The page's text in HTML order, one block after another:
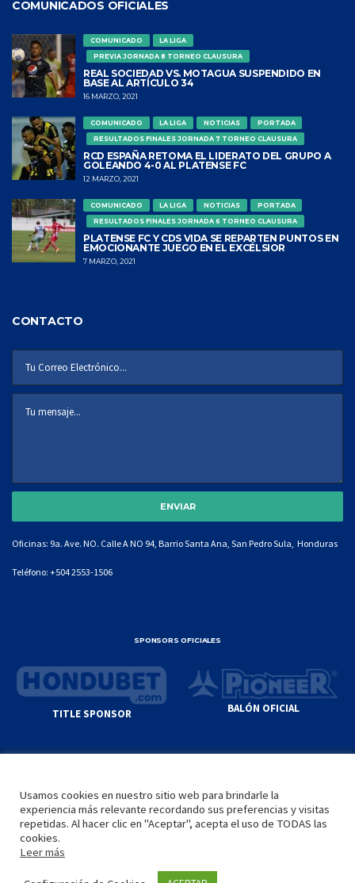
COMUNICADOS OFICIALES
COMUNICADO
LA LIGA
PREVIA JORNADA 8 TORNEO CLAUSURA
REAL SOCIEDAD VS. MOTAGUA SUSPENDIDO EN
BASE AL ARTÍCULO 34
16 MARZO, 2021
COMUNICADO LA LIGA NOTICIAS
PORTADA
RESULTADOS FINALES JORNADA 7 TORNEO CLAUSURA
RCD ESPAÑA RETOMA EL LIDERATO DEL GRUPO A
GOLEANDO 4-0 AL PLATENSE FC
12 MARZO, 2021
COMUNICADO LA LIGA NOTICIAS
PORTADA
RESULTADOS FINALES JORNADA 6 TORNEO CLAUSURA
PLATENSE FC Y CDS VIDA SE REPARTEN PUNTOS EN
EMOCIONANTE JUEGO EN EL EXCÉLSIOR
7 MARZO, 2021
CONTACTO
Oficinas: 9a. Ave. NO. Calle A NO 94, Barrio Santa Ana, San Pedro Sula, Honduras
Teléfono: +504 2553-1506
SPONSORS OFICIALES
TITLE SPONSOR BALÓN OFICIAL
YOUTUBE TERMS OF SERVICE
PRIVACY POLICY
POLÍTICA DE PRIVACIDAD
INICIO
Usamos cookies en nuestro sitio web para brindarle la
experiencia más relevante recordando sus preferencias y visitas
repetidas. Al hacer clic en "Aceptar", acepta el uso de TODAS las
cookies.
Leer más